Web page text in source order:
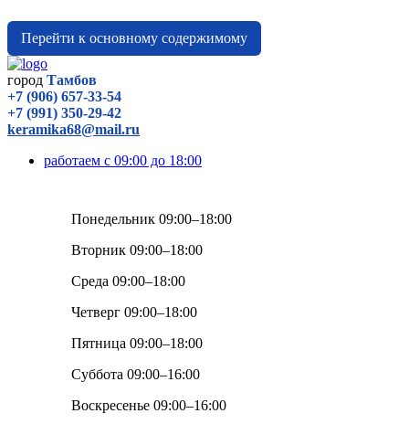
Перейти к основному содержимому
город Тамбов
+7 (906) 657-33-54
+7 (991) 350-29-42
keramika68@mail.ru
работаем с 09:00 до 18:00
Понедельник 09:00–18:00
Вторник 09:00–18:00
Среда 09:00–18:00
Четверг 09:00–18:00
Пятница 09:00–18:00
Суббота 09:00–16:00
Воскресенье 09:00–16:00